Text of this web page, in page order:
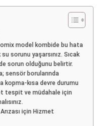
model kombide bu hata
sorunu yaşarsınız. Sıcak
sorun olduğunu belirtir.
sensör borularında
kopma-kısa devre durumu
tespit ve müdahale için
için Hizmet